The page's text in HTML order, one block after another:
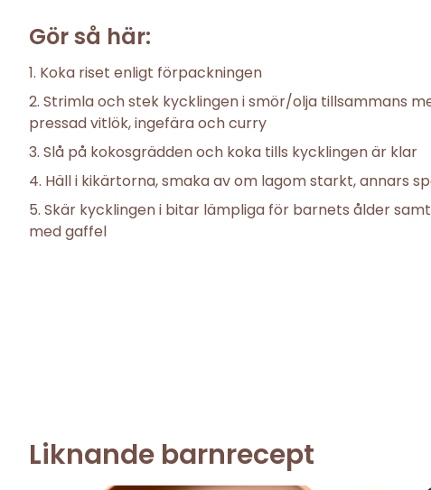
Gör så här:
Koka riset enligt förpackningen
Strimla och stek kycklingen i smör/olja tillsammans
pressad vitlök, ingefära och curry
Slå på kokosgrädden och koka tills kycklingen är klar
Häll i kikärtorna, smaka av om lagom starkt, annars
Skär kycklingen i bitar lämpliga för barnets ålder
med gaffel
Liknande barnrecept